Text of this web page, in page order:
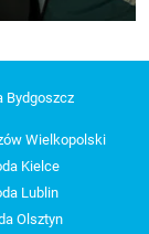
Bydgoszcz
Wielkopolski
Kielce
Lublin
Olsztyn